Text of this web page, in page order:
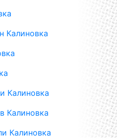
Калиновка
Калиновка
Калиновка
Калиновка